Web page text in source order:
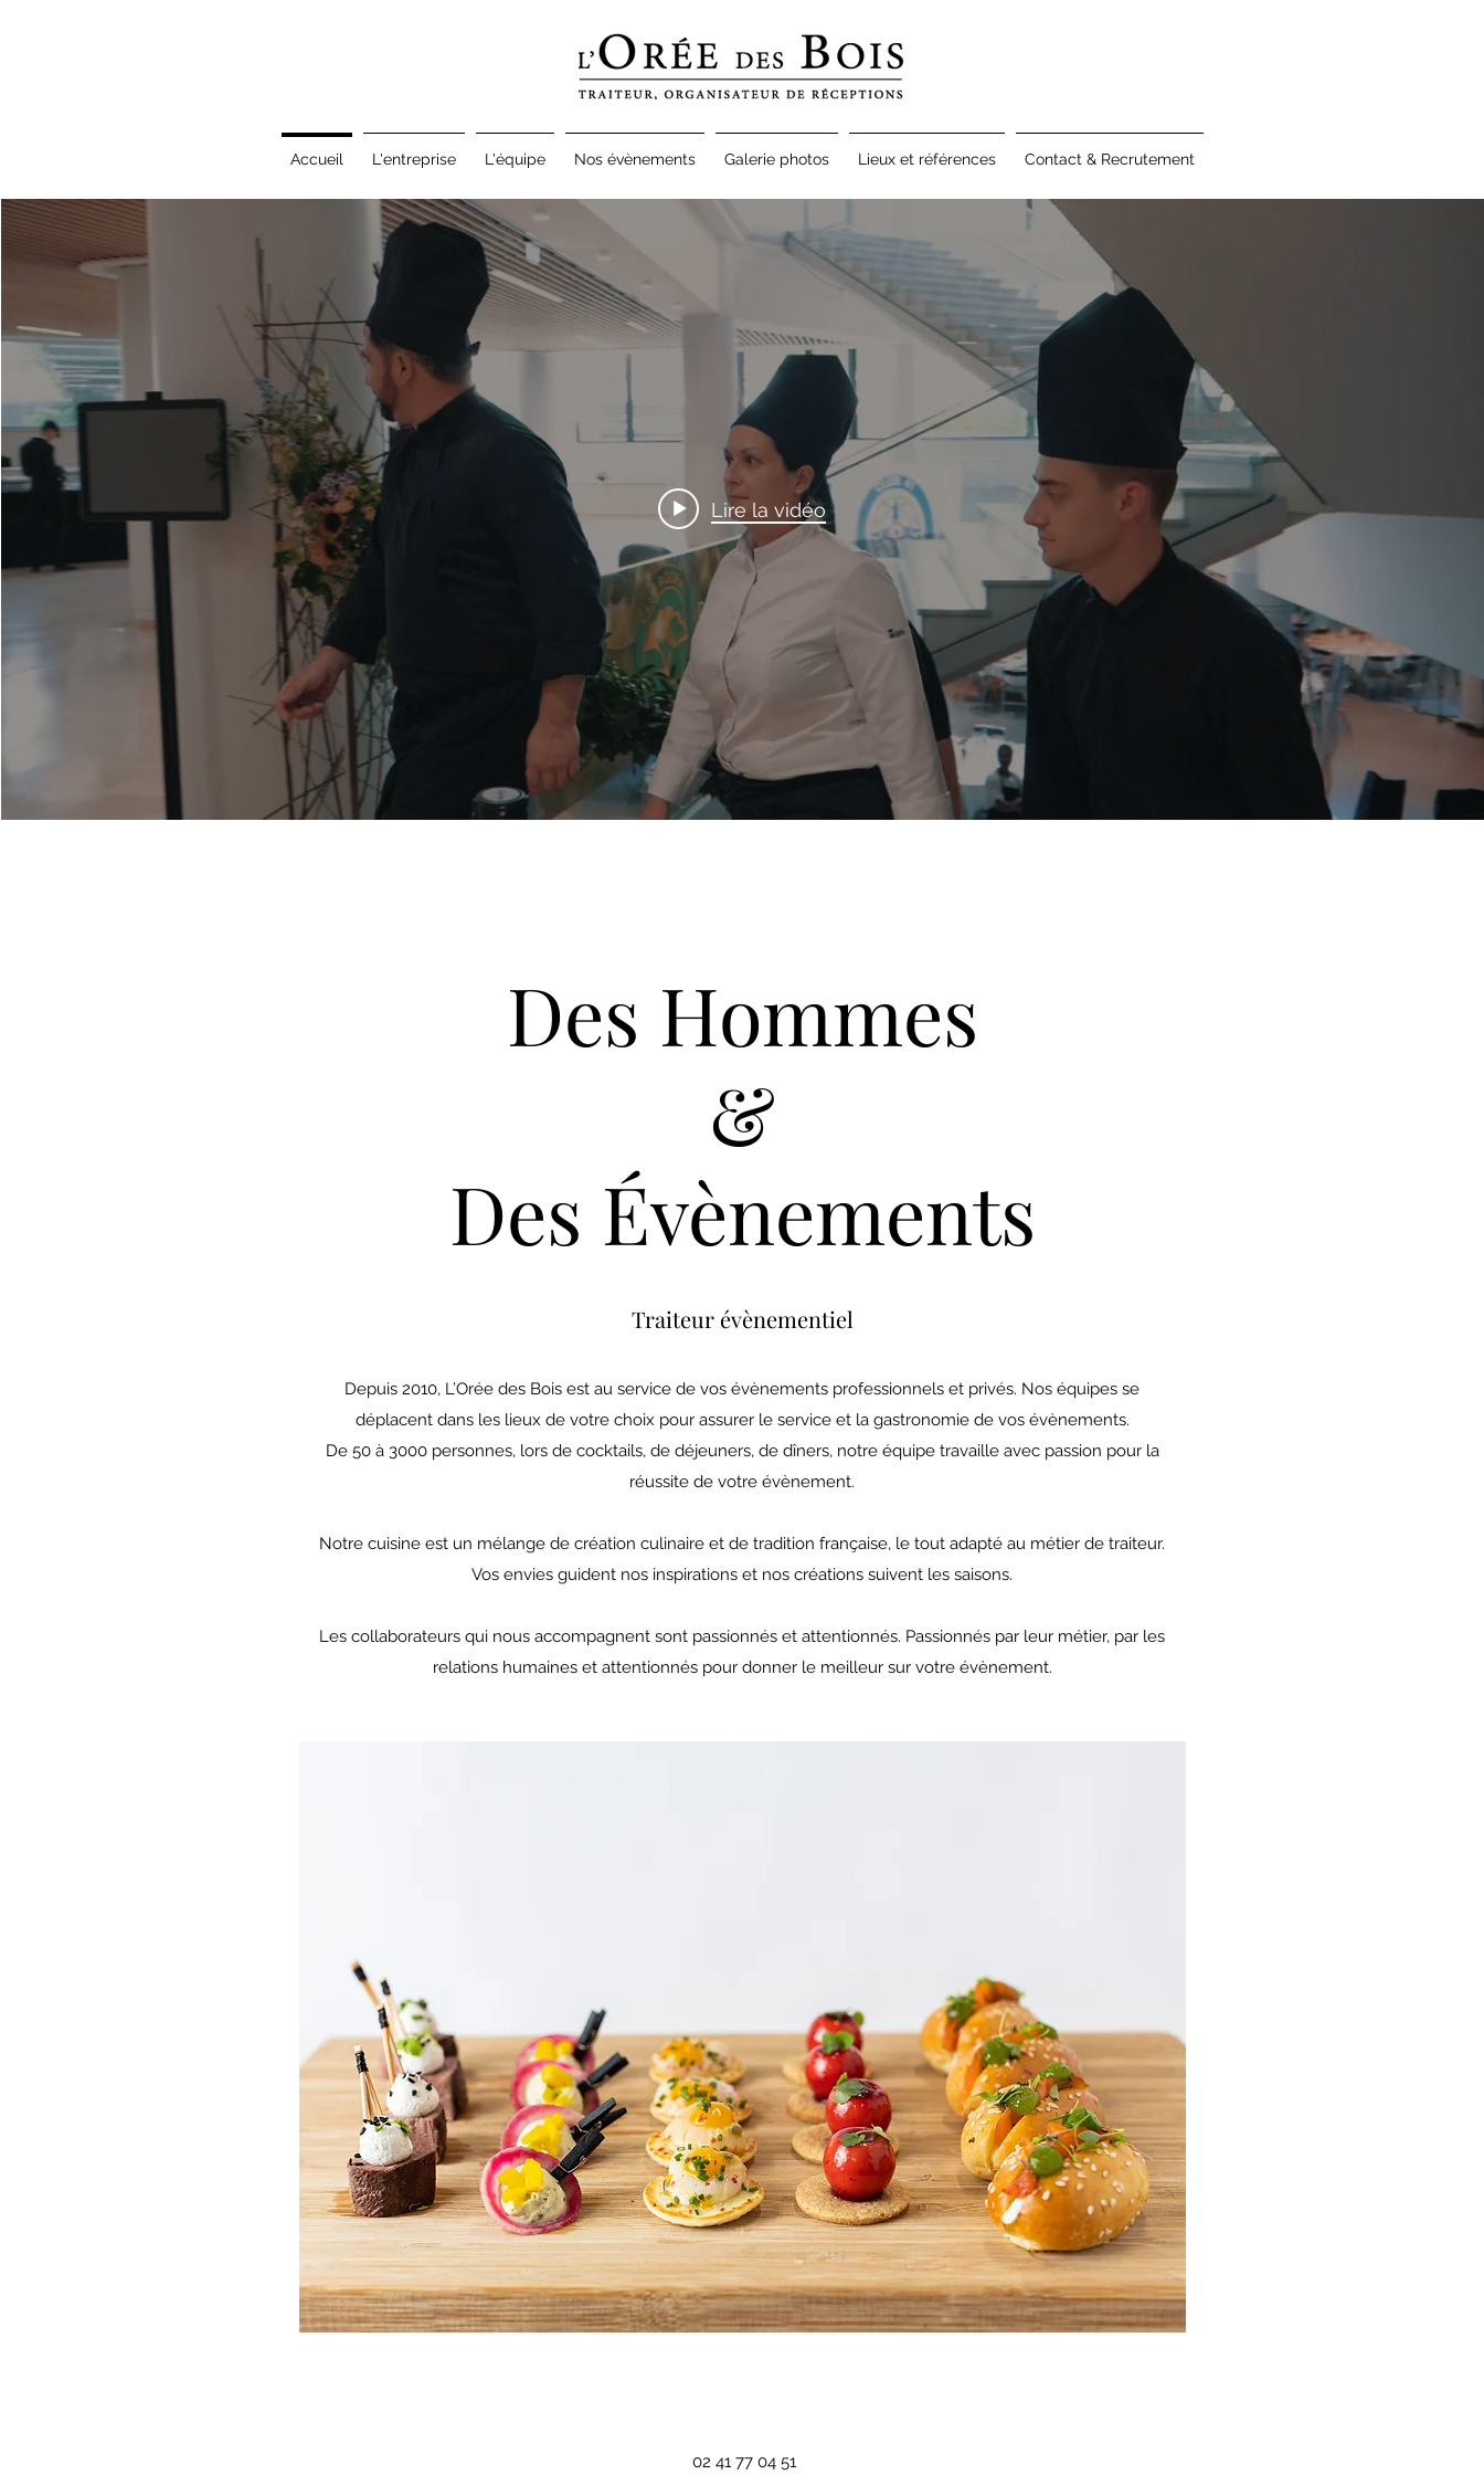
Accueil L'entreprise L'équipe Nos évènements Galerie photos Lieux et références Contact & Recrutement
Lire la vidéo
Des Hommes
&
Des Évènements
Traiteur évènementiel
Depuis 2010, L’Orée des Bois est au service de vos évènements professionnels et privés. Nos équipes se
déplacent dans les lieux de votre choix pour assurer le service et la gastronomie de vos évènements.
De 50 à 3000 personnes, lors de cocktails, de déjeuners, de dîners, notre équipe travaille avec passion pour la
réussite de votre évènement.
Notre cuisine est un mélange de création culinaire et de tradition française, le tout adapté au métier de traiteur.
Vos envies guident nos inspirations et nos créations suivent les saisons.
Les collaborateurs qui nous accompagnent sont passionnés et attentionnés. Passionnés par leur métier, par les
relations humaines et attentionnés pour donner le meilleur sur votre évènement.
02 41 77 04 51